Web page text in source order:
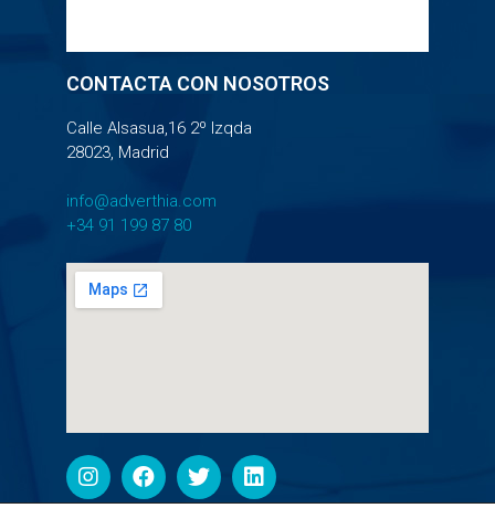
CONTACTA CON NOSOTROS
Calle Alsasua,16 2º Izqda
28023, Madrid
info@adverthia.com
+34 91 199 87 80